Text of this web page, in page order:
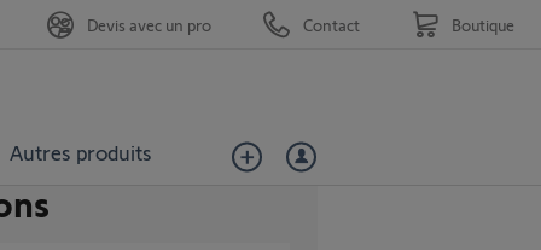
Autres produits
Devis avec un pro Contact Boutique